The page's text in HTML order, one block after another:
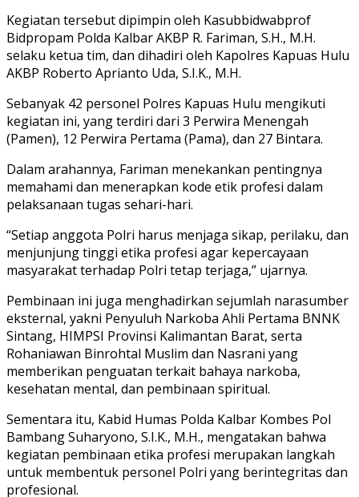
Kegiatan tersebut dipimpin oleh Kasubbidwabprof
Bidpropam Polda Kalbar AKBP R. Fariman, S.H., M.H.
selaku ketua tim, dan dihadiri oleh Kapolres Kapuas Hulu
AKBP Roberto Aprianto Uda, S.I.K., M.H.
Sebanyak 42 personel Polres Kapuas Hulu mengikuti
kegiatan ini, yang terdiri dari 3 Perwira Menengah
(Pamen), 12 Perwira Pertama (Pama), dan 27 Bintara.
Dalam arahannya, Fariman menekankan pentingnya
memahami dan menerapkan kode etik profesi dalam
pelaksanaan tugas sehari-hari.
“Setiap anggota Polri harus menjaga sikap, perilaku, dan
menjunjung tinggi etika profesi agar kepercayaan
masyarakat terhadap Polri tetap terjaga,” ujarnya.
Pembinaan ini juga menghadirkan sejumlah narasumber
eksternal, yakni Penyuluh Narkoba Ahli Pertama BNNK
Sintang, HIMPSI Provinsi Kalimantan Barat, serta
Rohaniawan Binrohtal Muslim dan Nasrani yang
memberikan penguatan terkait bahaya narkoba,
kesehatan mental, dan pembinaan spiritual.
Sementara itu, Kabid Humas Polda Kalbar Kombes Pol
Bambang Suharyono, S.I.K., M.H., mengatakan bahwa
kegiatan pembinaan etika profesi merupakan langkah
untuk membentuk personel Polri yang berintegritas dan
profesional.